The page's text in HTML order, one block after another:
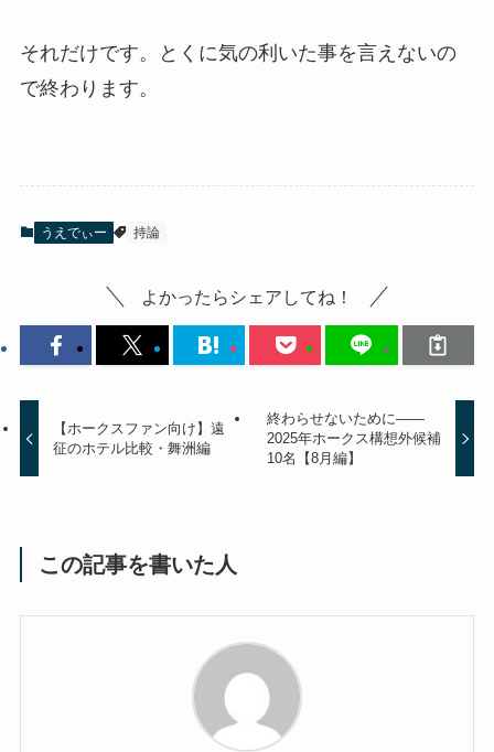
それだけです。とくに気の利いた事を言えないの
で終わります。
うえでぃー 持論
よかったらシェアしてね！
【ホークスファン向け】遠
征のホテル比較・舞洲編
終わらせないために——
2025年ホークス構想外候補
10名【8月編】
この記事を書いた人